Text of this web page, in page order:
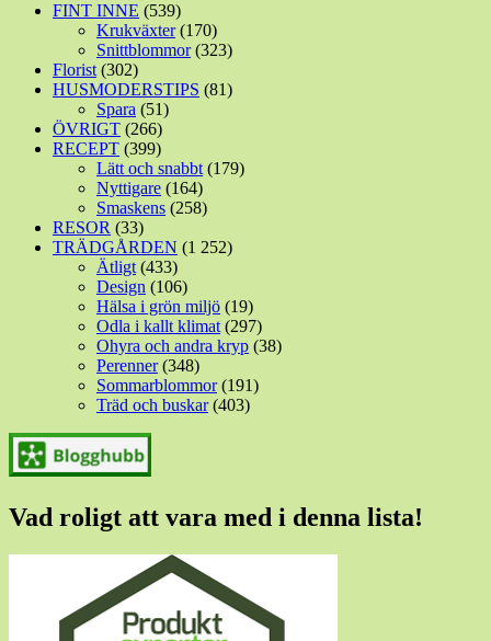
FINT INNE (539)
Krukväxter(170)
Snittblommor(323)
Florist (302)
HUSMODERSTIPS (81)
Spara (51)
ÖVRIGT (266)
RECEPT (399)
Lätt och snabbt (179)
Nyttigare (164)
Smaskens (258)
RESOR (33)
TRÄDGÅRDEN (1 252)
Ätligt (433)
Design (106)
Hälsa i grön miljö (19)
Odla i kallt klimat (297)
Ohyra och andra kryp (38)
Perenner(348)
Sommarblommor(191)
Träd och buskar(403)
Vad roligt att vara med i denna lista!